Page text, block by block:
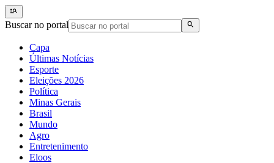
Buscar no portal
Capa
Últimas Notícias
Esporte
Eleições 2026
Política
Minas Gerais
Brasil
Mundo
Agro
Entretenimento
Eloos